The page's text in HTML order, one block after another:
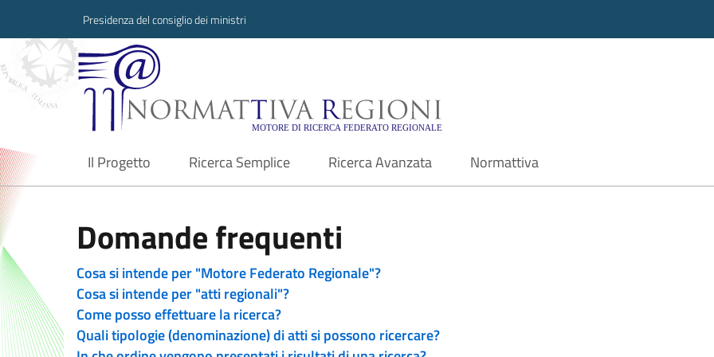
Presidenza del consiglio dei ministri
Normattiva Regioni - Motore di ricerca
Il Progetto
current Ricerca Semplice Ricerca Avanzata Normattiva
Domande frequenti
Cosa si intende per "Motore Federato Regionale"?
Cosa si intende per "atti regionali"?
Come posso effettuare la ricerca?
Quali tipologie (denominazione) di atti si possono ricercare?